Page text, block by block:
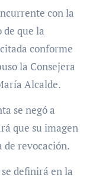
con la
de que la
conforme
la Consejera
Alcalde.
se negó a
que su imagen
de revocación.
se definirá en la